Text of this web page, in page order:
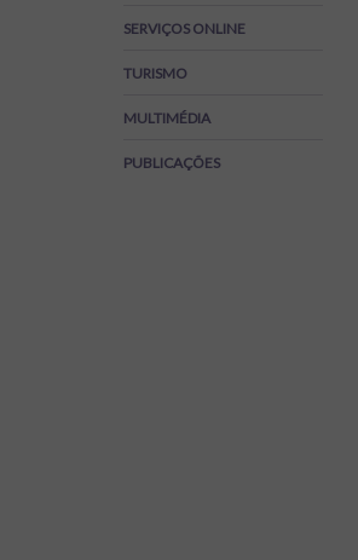
SERVIÇOS ONLINE
TURISMO
MULTIMÉDIA
PUBLICAÇÕES